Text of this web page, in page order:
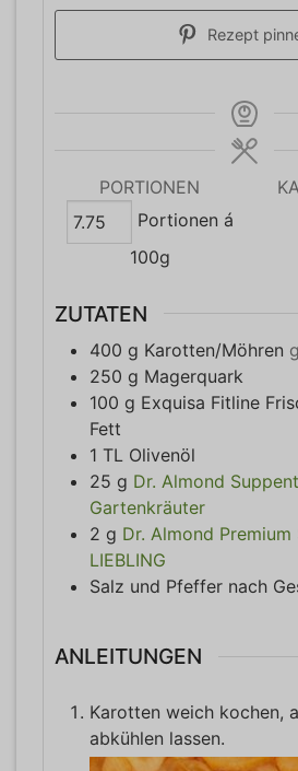
Rezept
PORTIONEN
Portionen á
100g
ZUTATEN
400 g Karotten/Möhren
250 g Magerquark
100 g Exquisa Fitline
Fett
1 TL Olivenöl
25 g Dr. Almond
Gartenkräuter
2 g Dr. Almond Premium
LIEBLING
Salz und Pfeffer nach
ANLEITUNGEN
Karotten weich kochen,
abkühlen lassen.